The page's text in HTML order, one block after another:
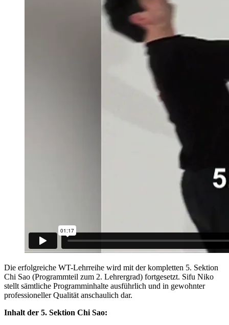
Die erfolgreiche WT-Lehrreihe wird mit der kompletten 5. Sektion
Chi Sao (Programmteil zum 2. Lehrergrad) fortgesetzt. Sifu Niko
stellt sämtliche Programminhalte ausführlich und in gewohnter
professioneller Qualität anschaulich dar.
Inhalt der 5. Sektion Chi Sao: